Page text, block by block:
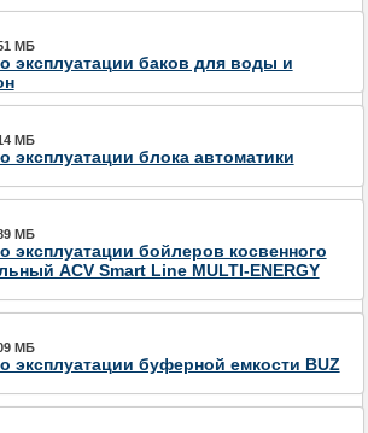
МБ
эксплуатации баков для воды и
МБ
эксплуатации блока автоматики
МБ
эксплуатации бойлеров косвенного
ACV Smart Line MULTI-ENERGY
МБ
эксплуатации буферной емкости BUZ